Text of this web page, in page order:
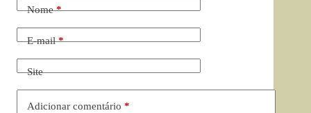
Nome*
E-mail*
Site
Adicionar comentário *